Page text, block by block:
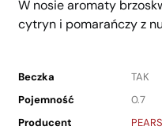
W nosie aromaty
cytryn i pomarańczy z
Beczka
TAK
Pojemność
0.7
Producent